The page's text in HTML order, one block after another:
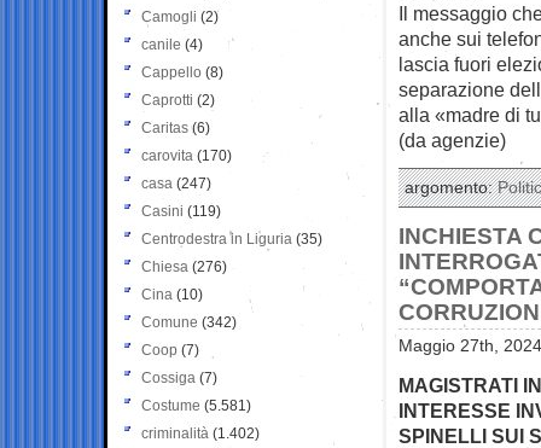
Il messaggio
anche sui
lascia fuori
separazione
alla «madre di
(da agenzie)
argomento:
INCHIESTA
Maggio 27th,
MAGISTRATI
INTERESSE
SPINELLI SUI
Camogli (2)
canile (4)
Cappello (8)
Caprotti (2)
Caritas (6)
carovita (170)
casa (247)
Casini (119)
Centrodestra in Liguria (35)
Chiesa (276)
Cina (10)
Comune (342)
Coop (7)
Cossiga (7)
Costume (5.581)
criminalità (1.402)